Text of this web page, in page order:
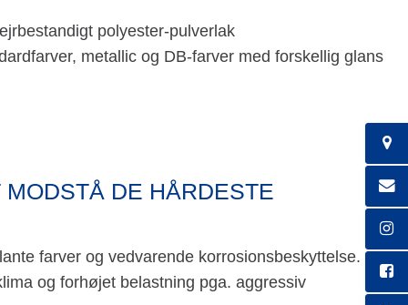
polyester-pulverlak
metallic og DB-farver med forskellig glans
DE HÅRDESTE
farver og vedvarende korrosionsbeskyttelse.
og forhøjet belastning pga. aggressiv